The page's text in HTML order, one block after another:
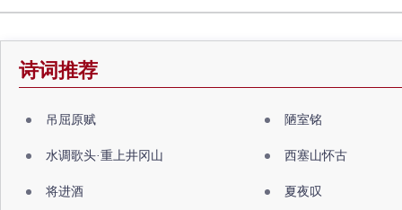
诗词推荐
吊屈原赋 陋室铭
水调歌头·重上井冈山 西塞山怀古
将进酒 夏夜叹